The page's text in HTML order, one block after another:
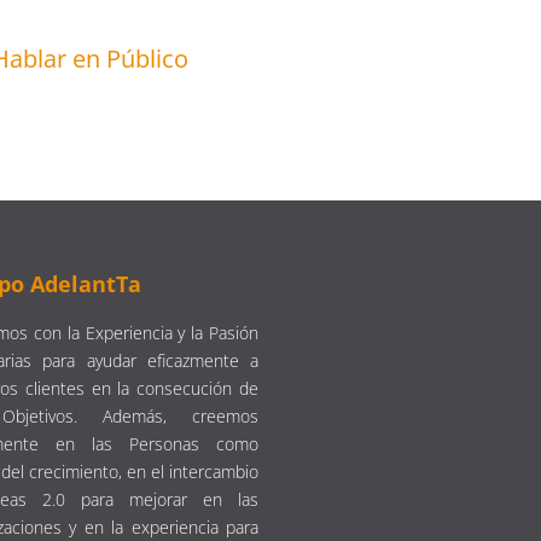
en Público
AdelantTa
con la Experiencia y la Pasión
para ayudar eficazmente a
clientes en la consecución de
Además, creemos
en las Personas como
crecimiento, en el intercambio
2.0 para mejorar en las
y en la experiencia para